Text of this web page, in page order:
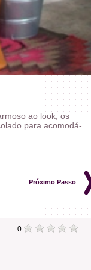
ao look, os
para acomodá-
Próximo Passo
0